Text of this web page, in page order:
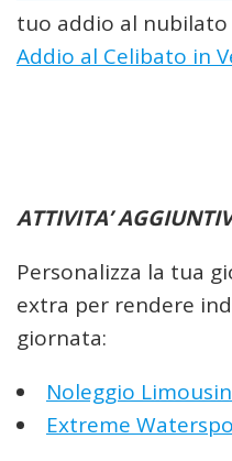
tuo addio al nubilato
Addio al Celibato in
ATTIVITA’
Personalizza la tua
extra per rendere
giornata:
Noleggio
Extreme